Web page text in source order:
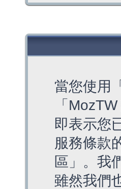
當您使用
「
即表示您
服務條款
區」。我
雖然我們